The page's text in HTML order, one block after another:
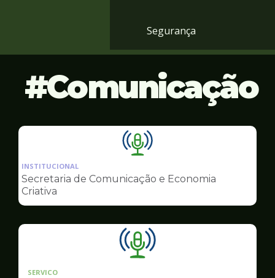
Segurança
Comunicação
Ilustração
pagina
Comunicação
INSTITUCIONAL
Secretaria de Comunicação e Economia
Criativa
SERVICO